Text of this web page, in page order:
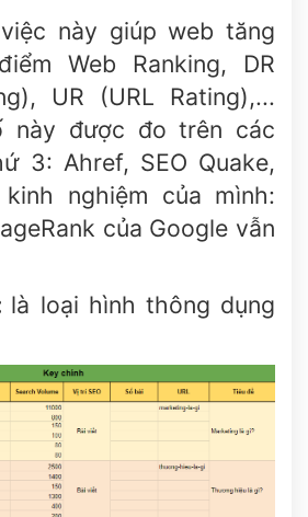
này giúp web tăng
Web Ranking, DR
UR (URL Rating),...
này được đo trên các
3: Ahref, SEO Quake,
nghiệm của mình:
của Google vẫn
là loại hình thông dụng